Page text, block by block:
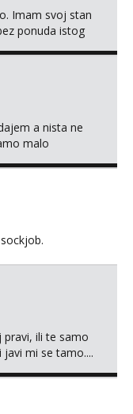
Imam svoj stan
ponuda istog
a nista ne
malo
pravi, ili te samo
mi se tamo....